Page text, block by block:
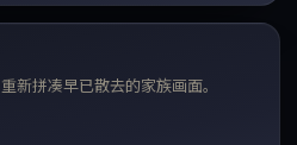
新拼凑早已散去的家族画面。